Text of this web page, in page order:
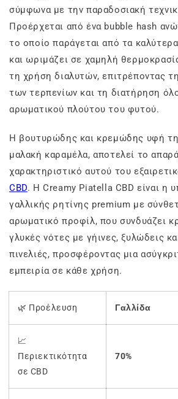
σύμφωνα με την παραδοσιακή
Προέρχεται από ένα bubble hash
το οποίο παράγεται από τα
και ωριμάζει σε χαμηλή
τη χρήση διαλυτών, επιτρέποντας
των τερπενίων και τη διατήρηση
αρωματικού πλούτου του φυτού.
Η βουτυρώδης και κρεμώδης υφή
μαλακή καραμέλα, αποτελεί το
χαρακτηριστικό αυτού του
CBD. Η Creamy Piatella CBD είναι η
γαλλικής ρητίνης premium με
αρωματικό προφίλ, που συνδυάζει
γλυκές νότες με γήινες, ξυλώδεις
πινελιές, προσφέροντας μια
εμπειρία σε κάθε χρήση.
🌿 Προέλευση Γαλλίδα
📈
Περιεκτικότητα
σε CBD
70%